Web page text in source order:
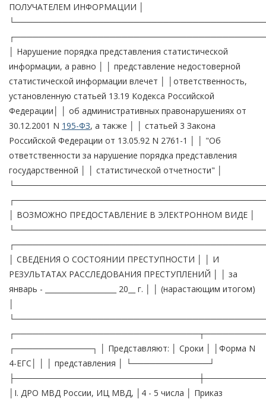
ПОЛУЧАТЕЛЕМ ИНФОРМАЦИИ │
│ Нарушение порядка представления статистической
информации, а равно │ │ представление недостоверной
статистической информации влечет │ │ответственность,
установленную статьей 13.19 Кодекса Российской
Федерации│ │ об административных правонарушениях от
30.12.2001 N 195-ФЗ, а также │ │ статьей 3 Закона
Российской Федерации от 13.05.92 N 2761-1 │ │ "Об
ответственности за нарушение порядка представления
государственной │ │ статистической отчетности" │
│ ВОЗМОЖНО ПРЕДОСТАВЛЕНИЕ В ЭЛЕКТРОННОМ ВИДЕ │
│ СВЕДЕНИЯ О СОСТОЯНИИ ПРЕСТУПНОСТИ │ │ И
РЕЗУЛЬТАТАХ РАССЛЕДОВАНИЯ ПРЕСТУПЛЕНИЙ │ │ за
январь - ____________________ 20__ г. │ │ (нарастающим итогом)
┌─────────────┐ │ Представляют: │ Сроки │ │Форма N
4-ЕГС│ │ │ представления │ └─────────────┘
│I. ДРО МВД России, ИЦ МВД, │4 - 5 числа │ Приказ